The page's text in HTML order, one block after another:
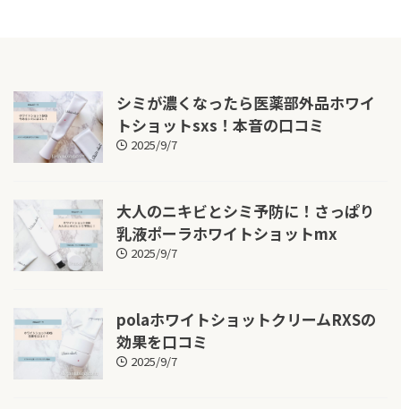
シミが濃くなったら医薬部外品ホワイ
トショットsxs！本音の口コミ
2025/9/7
大人のニキビとシミ予防に！さっぱり
乳液ポーラホワイトショットmx
2025/9/7
polaホワイトショットクリームRXSの
効果を口コミ
2025/9/7